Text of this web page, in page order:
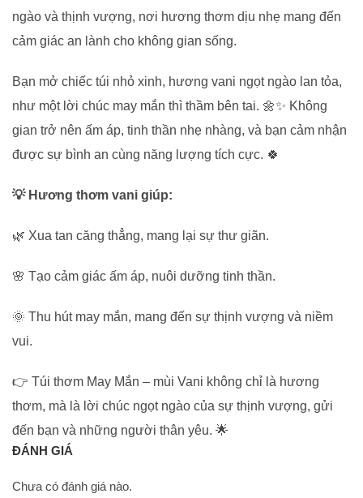
ngào và thịnh vượng, nơi hương thơm dịu nhẹ mang đến
cảm giác an lành cho không gian sống.
Bạn mở chiếc túi nhỏ xinh, hương vani ngọt ngào lan tỏa,
như một lời chúc may mắn thì thầm bên tai. 🌼✨ Không
gian trở nên ấm áp, tinh thần nhẹ nhàng, và bạn cảm nhận
được sự bình an cùng năng lượng tích cực. 🍀
💡 Hương thơm vani giúp:
🌿 Xua tan căng thẳng, mang lại sự thư giãn.
🌸 Tạo cảm giác ấm áp, nuôi dưỡng tinh thần.
🌞 Thu hút may mắn, mang đến sự thịnh vượng và niềm
vui.
👉 Túi thơm May Mắn – mùi Vani không chỉ là hương
thơm, mà là lời chúc ngọt ngào của sự thịnh vượng, gửi
đến bạn và những người thân yêu. 🌟
ĐÁNH GIÁ
Chưa có đánh giá nào.